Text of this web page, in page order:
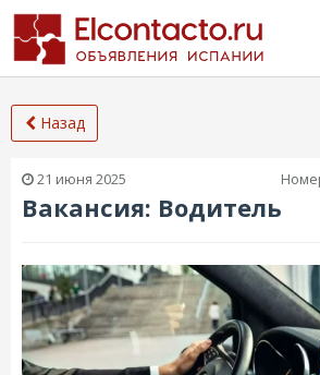
Назад
21 июня 2025
Вакансия: Водитель